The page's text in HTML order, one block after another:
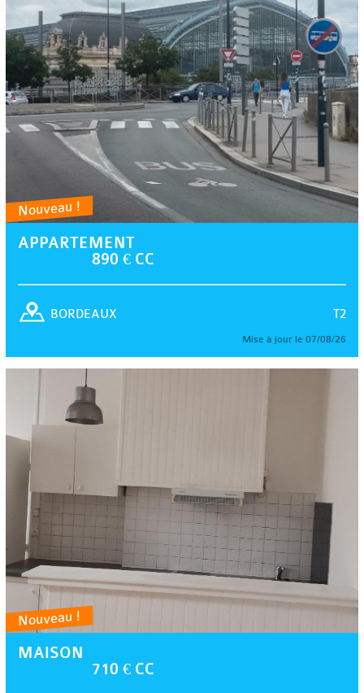
Nouveau !
APPARTEMENT
890 € CC
T2
BORDEAUX
Mise à jour le 07/08/26
Nouveau !
MAISON
710 € CC